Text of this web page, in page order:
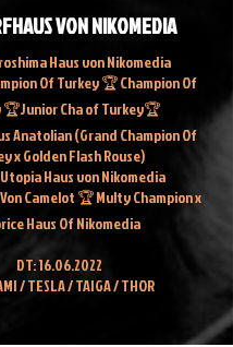
VON NIKOMEDIA
Haus von Nikomedia
Of Turkey 🏆 Champion Of
🏆Junior Cha of Turkey🏆
Anatolian (Grand Champion Of
x Golden Flash Rouse)
Haus von Nikomedia
Camelot 🏆 Multy Champion x
Haus Of Nikomedia
DT:16.06.2022
/ TESLA / TAIGA / THOR